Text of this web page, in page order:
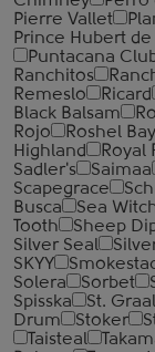
Pierre Vallet
Prince Hubert
Puntacana
Ranchitos
Remeslo
Ricard
Black Balsam
Rojo
Roshel Bay
Highland
Royal
Sadler's
Saimaa
Scapegrace
Busca
Sea
Tooth
Sheep
Silver Seal
SKYY
Solera
Sorbet
Spisska
St. Graal
Drum
Stoker
Taisteal